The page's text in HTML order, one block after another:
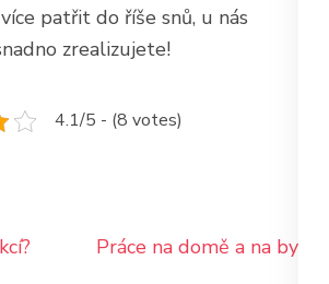
patřit do říše snů, u nás
zrealizujete!
4.1/5 - (8 votes)
Práce na domě a na bytě